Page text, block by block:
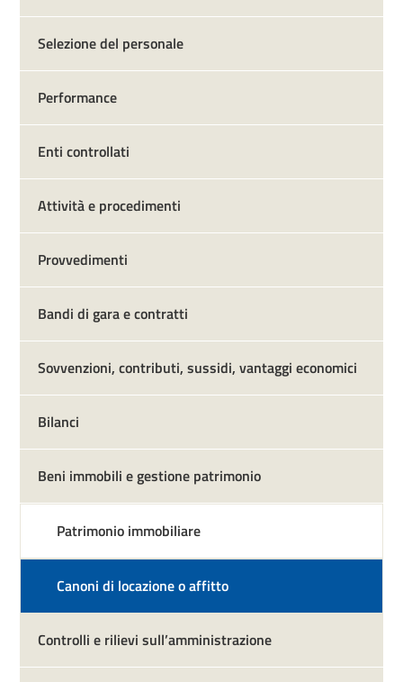
Selezione del personale
Performance
Enti controllati
Attività e procedimenti
Provvedimenti
Bandi di gara e contratti
Sovvenzioni, contributi, sussidi, vantaggi economici
Bilanci
Beni immobili e gestione patrimonio
Patrimonio immobiliare
Canoni di locazione o affitto
Controlli e rilievi sull’amministrazione